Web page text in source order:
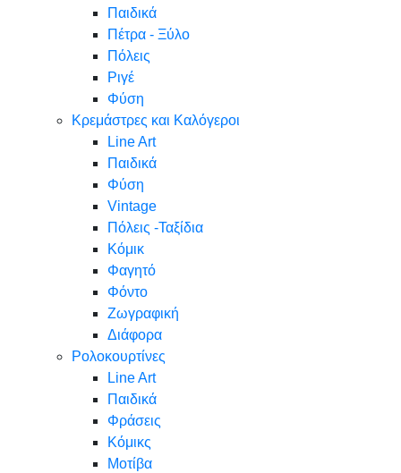
Παιδικά
Πέτρα - Ξύλο
Πόλεις
Ριγέ
Φύση
Κρεμάστρες και Καλόγεροι
Line Art
Παιδικά
Φύση
Vintage
Πόλεις -Ταξίδια
Κόμικ
Φαγητό
Φόντο
Ζωγραφική
Διάφορα
Ρολοκουρτίνες
Line Art
Παιδικά
Φράσεις
Κόμικς
Μοτίβα